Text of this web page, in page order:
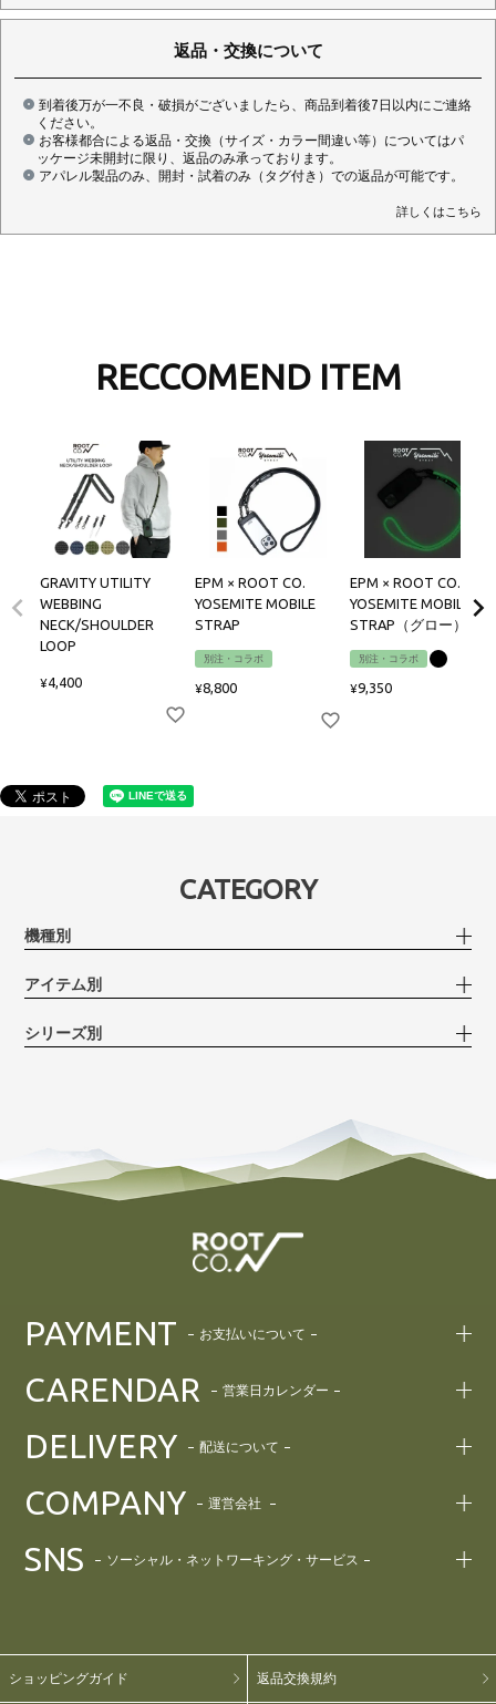
返品・交換について
到着後万が一不良・破損がございましたら、商品到着後7日以内にご連絡
ください。
お客様都合による返品・交換（サイズ・カラー間違い等）についてはパ
ッケージ未開封に限り、返品のみ承っております。
アパレル製品のみ、開封・試着のみ（タグ付き）での返品が可能です。
詳しくはこちら
RECCOMEND ITEM
GRAVITY UTILITY
WEBBING
NECK/SHOULDER
LOOP
¥4,400
EPM × ROOT CO.
YOSEMITE MOBILE
STRAP
別注・コラボ
¥8,800
EPM × ROOT CO.
YOSEMITE MOBILE
STRAP（グロー）
別注・コラボ
¥9,350
CATEGORY
機種別
アイテム別
シリーズ別
PAYMENT お支払いについて
CARENDAR 営業日カレンダー
DELIVERY 配送について
COMPANY 運営会社
SNS ソーシャル・ネットワーキング・サービス
ショッピングガイド 返品交換規約